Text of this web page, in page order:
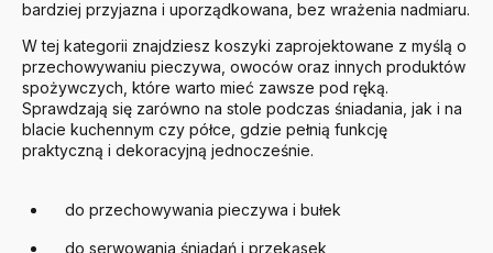
bardziej przyjazna i uporządkowana, bez wrażenia nadmiaru.
W tej kategorii znajdziesz koszyki zaprojektowane z myślą o
przechowywaniu pieczywa, owoców oraz innych produktów
spożywczych, które warto mieć zawsze pod ręką.
Sprawdzają się zarówno na stole podczas śniadania, jak i na
blacie kuchennym czy półce, gdzie pełnią funkcję
praktyczną i dekoracyjną jednocześnie.
do przechowywania pieczywa i bułek
do serwowania śniadań i przekąsek